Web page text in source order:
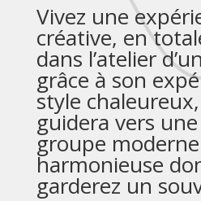
Vivez une
créative, en
dans l’atelier
grâce à son
style
guidera vers
groupe
harmonieuse
garderez un